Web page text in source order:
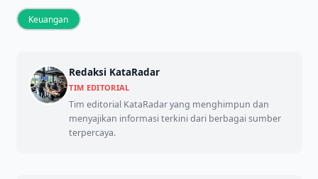
Keuangan
Redaksi KataRadar
TIM EDITORIAL
Tim editorial KataRadar yang menghimpun dan
menyajikan informasi terkini dari berbagai sumber
terpercaya.